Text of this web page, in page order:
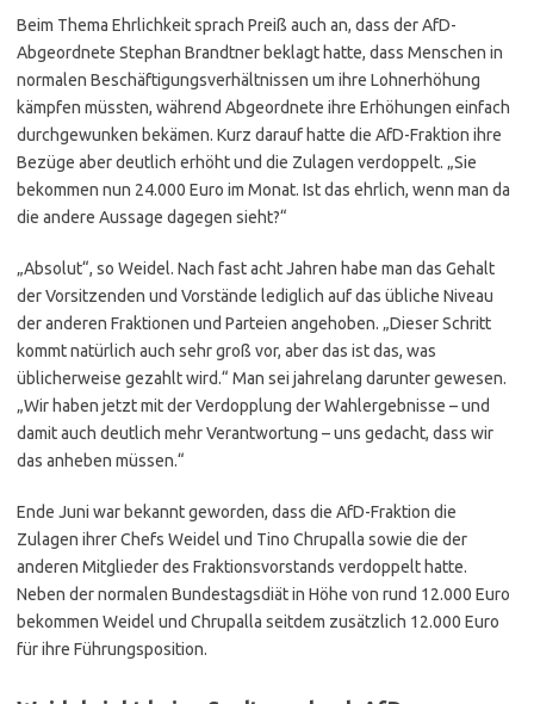
Beim Thema Ehrlichkeit sprach Preiß auch an, dass der AfD-
Abgeordnete Stephan Brandtner beklagt hatte, dass Menschen in
normalen Beschäftigungsverhältnissen um ihre Lohnerhöhung
kämpfen müssten, während Abgeordnete ihre Erhöhungen einfach
durchgewunken bekämen. Kurz darauf hatte die AfD-Fraktion ihre
Bezüge aber deutlich erhöht und die Zulagen verdoppelt. „Sie
bekommen nun 24.000 Euro im Monat. Ist das ehrlich, wenn man da
die andere Aussage dagegen sieht?“
„Absolut“, so Weidel. Nach fast acht Jahren habe man das Gehalt
der Vorsitzenden und Vorstände lediglich auf das übliche Niveau
der anderen Fraktionen und Parteien angehoben. „Dieser Schritt
kommt natürlich auch sehr groß vor, aber das ist das, was
üblicherweise gezahlt wird.“ Man sei jahrelang darunter gewesen.
„Wir haben jetzt mit der Verdopplung der Wahlergebnisse – und
damit auch deutlich mehr Verantwortung – uns gedacht, dass wir
das anheben müssen.“
Ende Juni war bekannt geworden, dass die AfD-Fraktion die
Zulagen ihrer Chefs Weidel und Tino Chrupalla sowie die der
anderen Mitglieder des Fraktionsvorstands verdoppelt hatte.
Neben der normalen Bundestagsdiät in Höhe von rund 12.000 Euro
bekommen Weidel und Chrupalla seitdem zusätzlich 12.000 Euro
für ihre Führungsposition.